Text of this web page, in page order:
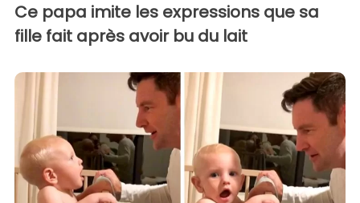
Ce papa imite les expressions que sa
fille fait après avoir bu du lait